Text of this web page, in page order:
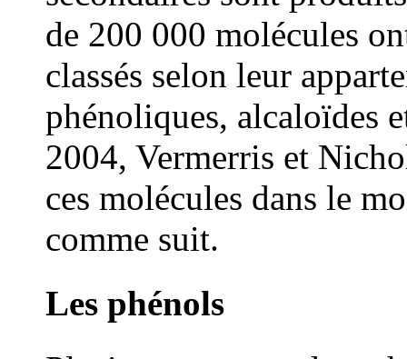
de 200 000 molécules
classés selon leur
phénoliques, alcaloïdes
2004, Vermerris et
ces molécules dans le
comme suit.
Les phénols